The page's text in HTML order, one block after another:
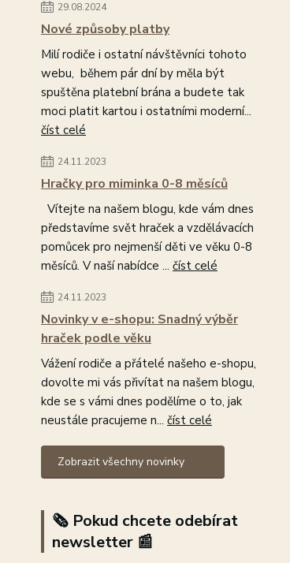
29.08.2024
Nové způsoby platby
Milí rodiče i ostatní návštěvníci tohoto
webu, během pár dní by měla být
spuštěna platební brána a budete tak
moci platit kartou i ostatními moderní...
číst celé
24.11.2023
Hračky pro miminka 0-8 měsíců
Vítejte na našem blogu, kde vám dnes
představíme svět hraček a vzdělávacích
pomůcek pro nejmenší děti ve věku 0-8
měsíců. V naší nabídce ... číst celé
24.11.2023
Novinky v e-shopu: Snadný výběr
hraček podle věku
Vážení rodiče a přátelé našeho e-shopu,
dovolte mi vás přivítat na našem blogu,
kde se s vámi dnes podělíme o to, jak
neustále pracujeme n... číst celé
Zobrazit všechny novinky
🗞️ Pokud chcete odebírat
newsletter 📰